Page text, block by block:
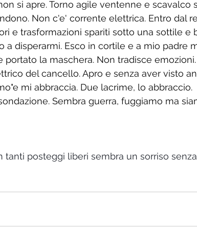
si apre. Torno agile ventenne e scavalco
Non c'e' corrente elettrica. Entro dal
e trasformazioni spariti sotto una sottile e
a disperarmi. Esco in cortile e a mio padre
portato la maschera. Non tradisce
del cancello. Apro e senza aver visto
mi abbraccia. Due lacrime, lo abbraccio.
Sembra guerra, fuggiamo ma
tanti posteggi liberi sembra un sorriso senza